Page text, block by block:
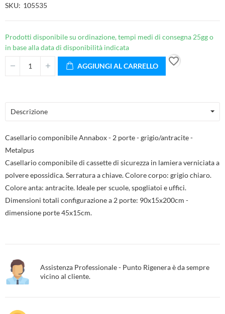
SKU 105535
Prodotti disponibile su ordinazione, tempi medi di consegna 25gg o
in base alla data di disponibilità indicata
AGGIUNGI AL CARRELLO favorite_border
Descrizione
Casellario componibile Annabox - 2 porte - grigio/antracite -
Metalpus
Casellario componibile di cassette di sicurezza in lamiera verniciata a
polvere epossidica. Serratura a chiave. Colore corpo: grigio chiaro.
Colore anta: antracite. Ideale per scuole, spogliatoi e uffici.
Dimensioni totali configurazione a 2 porte: 90x15x200cm -
dimensione porte 45x15cm.
Assistenza Professionale - Punto Rigenera è da sempre
vicino al cliente.